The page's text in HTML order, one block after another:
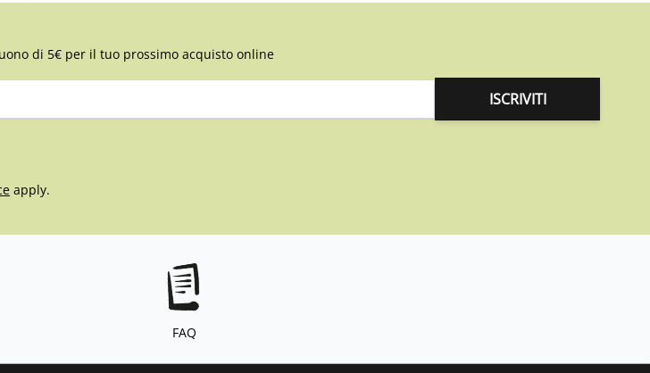
di 5€ per il tuo prossimo acquisto online
ISCRIVITI
apply.
FAQ